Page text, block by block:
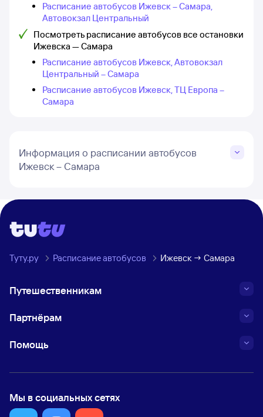
Расписание автобусов Ижевск – Самара,
Автовокзал Центральный
Посмотреть расписание автобусов все остановки
Ижевска — Самара
Расписание автобусов Ижевск, Автовокзал
Центральный – Самара
Расписание автобусов Ижевск, ТЦ Европа –
Самара
Информация о расписании автобусов
Ижевск – Самара
Туту.ру Расписание автобусов Ижевск → Самара
Путешественникам
Партнёрам
Помощь
Мы в социальных сетях